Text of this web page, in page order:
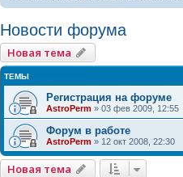
Новости форума
Новая тема
ТЕМЫ
Регистрация на форуме
AstroPerm » 03 фев 2009, 12:55
Форум в работе
AstroPerm » 12 окт 2008, 22:30
Новая тема